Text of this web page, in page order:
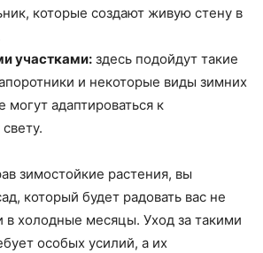
которые создают живую стену в
участками: здесь подойдут такие
и некоторые виды зимних
могут адаптироваться к
зимостойкие растения, вы
который будет радовать вас не
в холодные месяцы. Уход за такими
особых усилий, а их